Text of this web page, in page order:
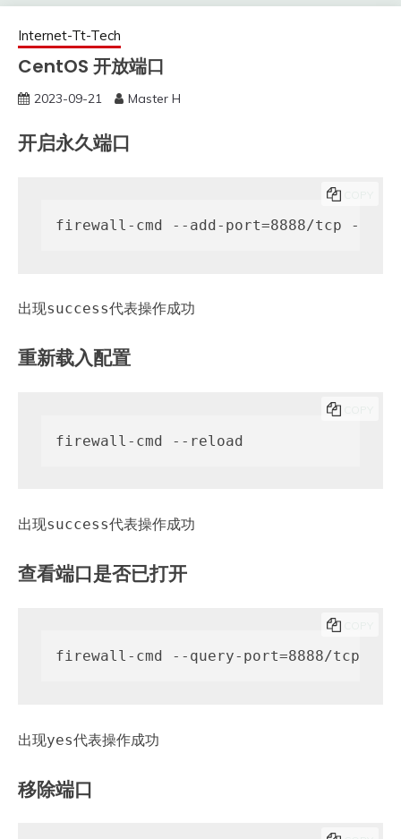
Internet-Tt-Tech
CentOS 开放端口
2023-09-21 Master H
开启永久端口
firewall-cmd --add-port=8888/tcp --
出现success代表操作成功
重新载入配置
firewall-cmd --reload
出现success代表操作成功
查看端口是否已打开
firewall-cmd --query-port=8888/tcp
出现yes代表操作成功
移除端口